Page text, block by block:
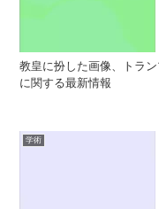
教皇に扮した画像、トラ
に関する最新情報
学術